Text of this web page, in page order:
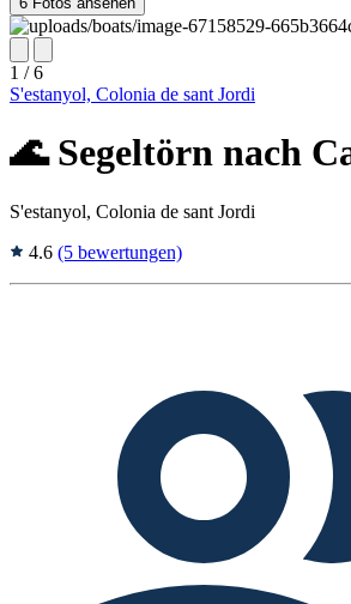
1 / 6
S'estanyol, Colonia de sant Jordi
🌊 Segeltörn nach
S'estanyol, Colonia de sant Jordi
4.6 (5 bewertungen)